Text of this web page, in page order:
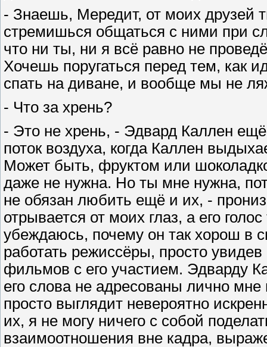
- Знаешь, Мередит, от моих друзей
стремишься общаться с ними при
что ни ты, ни я всё равно не
Хочешь поругаться перед тем, как
спать на диване, и вообще мы не
- Что за хрень?
- Это не хрень, - Эдвард Каллен
поток воздуха, когда Каллен
Может быть, фруктом или
даже не нужна. Но ты мне нужна,
не обязан любить ещё и их, -
отрывается от моих глаз, а его
убеждаюсь, почему он так хорош в
работать режиссёры, просто
фильмов с его участием. Эдварду
его слова не адресованы лично
просто выглядит невероятно
их, я не могу ничего с собой
взаимоотношения вне кадра,